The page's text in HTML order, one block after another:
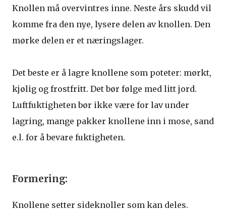
Knollen må overvintres inne. Neste års skudd vil
komme fra den nye, lysere delen av knollen. Den
mørke delen er et næringslager.
Det beste er å lagre knollene som poteter: mørkt,
kjølig og frostfritt. Det bør følge med litt jord.
Luftfuktigheten bør ikke være for lav under
lagring, mange pakker knollene inn i mose, sand
e.l. for å bevare fuktigheten.
Formering:
Knollene setter sideknoller som kan deles.